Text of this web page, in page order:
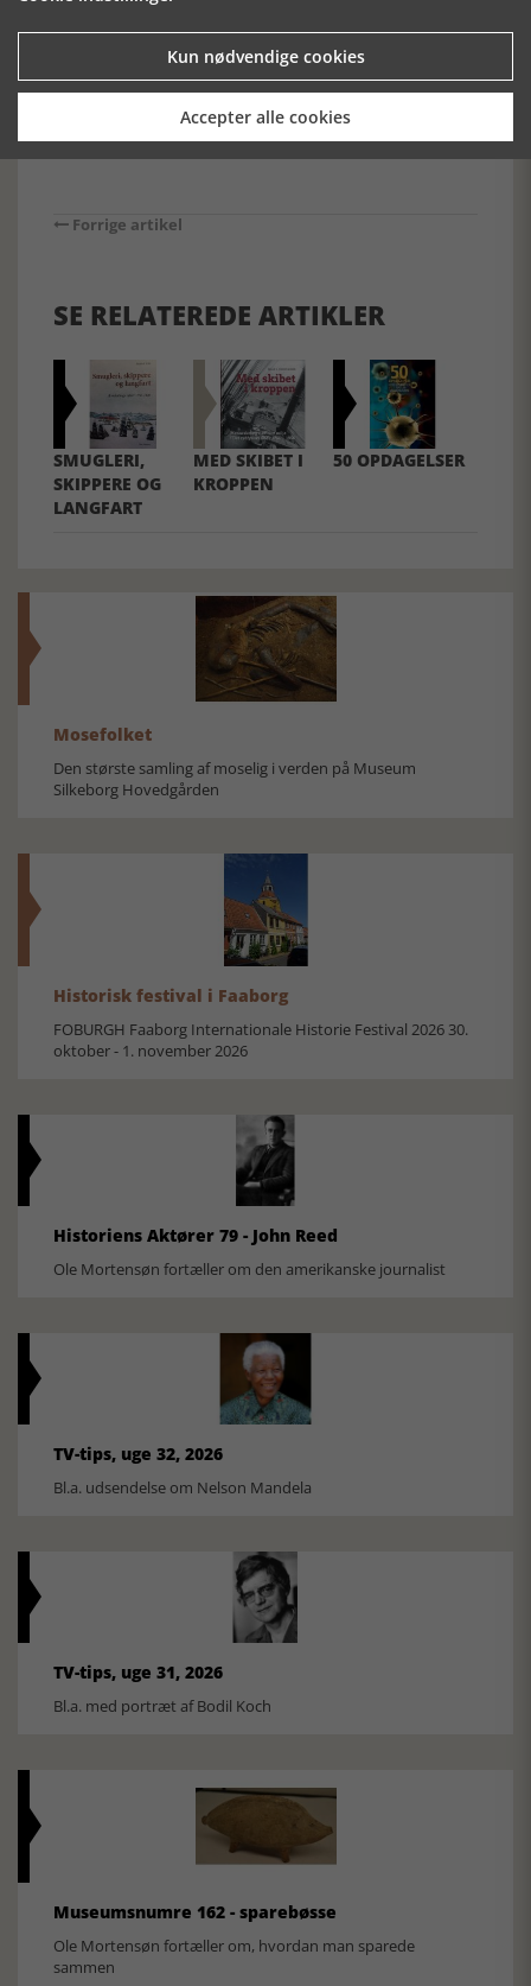
[Historie-online.dk, den 25. januar 2023]
Forrige artikel
SE RELATEREDE ARTIKLER
SMUGLERI,
SKIPPERE OG
LANGFART
MED SKIBET I
KROPPEN
50 OPDAGELSER
Mosefolket
Den største samling af moselig i verden på Museum
Silkeborg Hovedgården
Historisk festival i Faaborg
FOBURGH Faaborg Internationale Historie Festival 2026 30.
oktober - 1. november 2026
Historiens Aktører 79 - John Reed
Ole Mortensøn fortæller om den amerikanske journalist
TV-tips, uge 32, 2026
Bl.a. udsendelse om Nelson Mandela
TV-tips, uge 31, 2026
Bl.a. med portræt af Bodil Koch
Museumsnumre 162 - sparebøsse
Ole Mortensøn fortæller om, hvordan man sparede
sammen
Kun nødvendige cookies
Accepter alle cookies